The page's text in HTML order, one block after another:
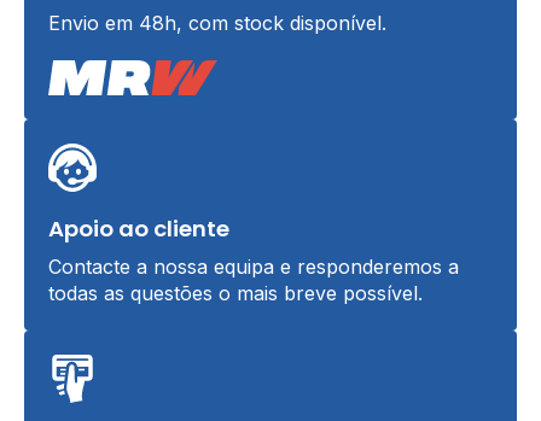
Envio em 48h, com stock disponível.
Apoio ao cliente
Contacte a nossa equipa e responderemos a
todas as questões o mais breve possível.